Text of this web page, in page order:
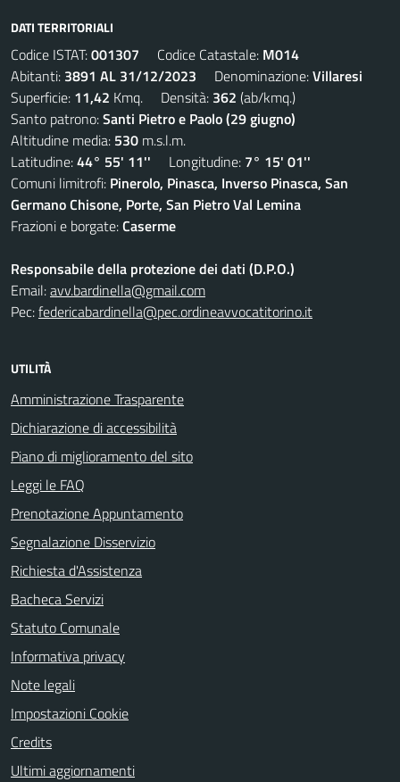
DATI TERRITORIALI
Codice ISTAT:001307 Codice Catastale: M014
Abitanti: 3891 AL 31/12/2023 Denominazione:Villaresi
Superficie: 11,42 Kmq. Densità: 362 (ab/kmq.)
Santo patrono:Santi Pietro e Paolo (29 giugno)
Altitudine media: 530 m.s.l.m.
Latitudine:44° 55' 11'' Longitudine: 7° 15' 01''
Comuni limitrofi: Pinerolo, Pinasca, Inverso Pinasca, San
Germano Chisone, Porte, San Pietro Val Lemina
Frazioni e borgate:Caserme
Responsabile della protezione dei dati (D.P.O.)
Email:avv.bardinella@gmail.com
Pec:federicabardinella@pec.ordineavvocatitorino.it
UTILITÀ
Amministrazione Trasparente
Dichiarazione di accessibilità
Piano di miglioramento del sito
Leggi le FAQ
Prenotazione Appuntamento
Segnalazione Disservizio
Richiesta d'Assistenza
Bacheca Servizi
Statuto Comunale
Informativa privacy
Note legali
Impostazioni Cookie
Credits
Ultimi aggiornamenti